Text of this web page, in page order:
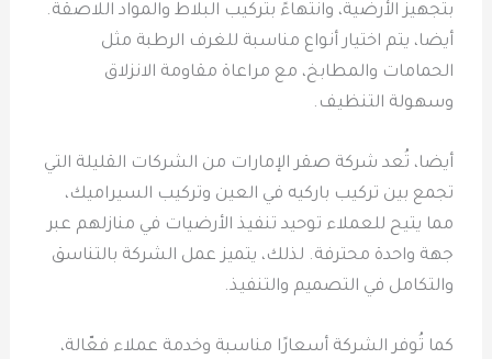
بتجهيز الأرضية، وانتهاءً بتركيب البلاط والمواد اللاصقة.
أيضا، يتم اختيار أنواع مناسبة للغرف الرطبة مثل
الحمامات والمطابخ، مع مراعاة مقاومة الانزلاق
وسهولة التنظيف.
أيضا، تُعد شركة صقر الإمارات من الشركات القليلة التي
تجمع بين تركيب باركيه في العين وتركيب السيراميك،
مما يتيح للعملاء توحيد تنفيذ الأرضيات في منازلهم عبر
جهة واحدة محترفة. لذلك، يتميز عمل الشركة بالتناسق
والتكامل في التصميم والتنفيذ.
كما تُوفر الشركة أسعارًا مناسبة وخدمة عملاء فعّالة،